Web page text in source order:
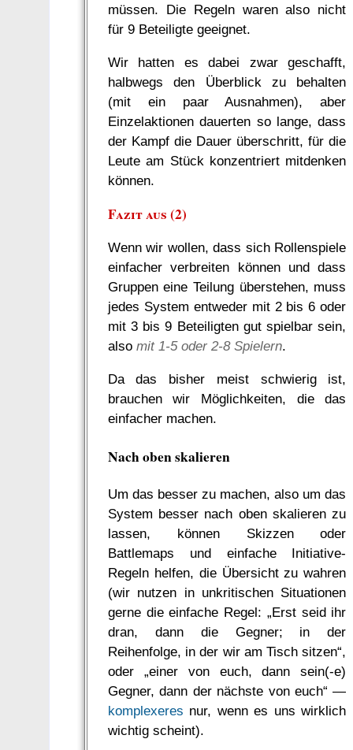
müssen. Die Regeln waren also nicht
für 9 Beteiligte geeignet.
Wir hatten es dabei zwar geschafft,
halbwegs den Überblick zu behalten
(mit ein paar Ausnahmen), aber
Einzelaktionen dauerten so lange, dass
der Kampf die Dauer überschritt, für die
Leute am Stück konzentriert mitdenken
können.
Fazit aus (2)
Wenn wir wollen, dass sich Rollenspiele
einfacher verbreiten können und dass
Gruppen eine Teilung überstehen, muss
jedes System entweder mit 2 bis 6 oder
mit 3 bis 9 Beteiligten gut spielbar sein,
also mit 1-5 oder 2-8 Spielern.
Da das bisher meist schwierig ist,
brauchen wir Möglichkeiten, die das
einfacher machen.
Nach oben skalieren
Um das besser zu machen, also um das
System besser nach oben skalieren zu
lassen, können Skizzen oder
Battlemaps und einfache Initiative-
Regeln helfen, die Übersicht zu wahren
(wir nutzen in unkritischen Situationen
gerne die einfache Regel: „Erst seid ihr
dran, dann die Gegner; in der
Reihenfolge, in der wir am Tisch sitzen“,
oder „einer von euch, dann sein(-e)
Gegner, dann der nächste von euch“ —
komplexeres nur, wenn es uns wirklich
wichtig scheint).